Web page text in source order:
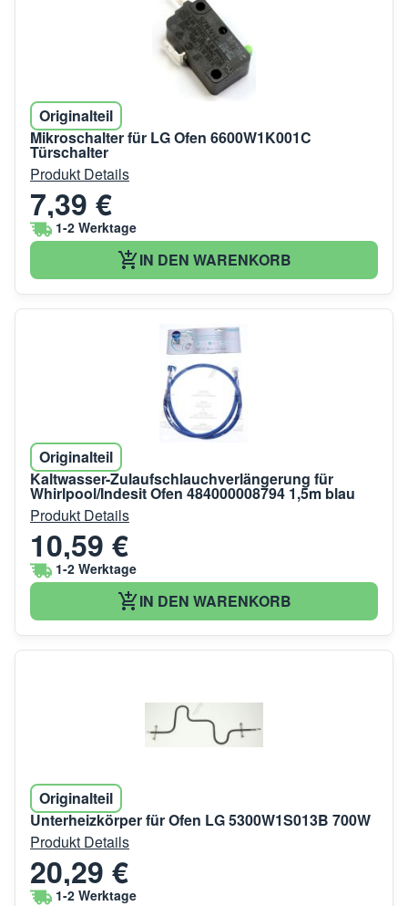
Originalteil
Mikroschalter für LG Ofen 6600W1K001C
Türschalter
Produkt Details
7,39 €
1-2 Werktage
IN DEN WARENKORB
Originalteil
Kaltwasser-Zulaufschlauchverlängerung für
Whirlpool/Indesit Ofen 484000008794 1,5m blau
Produkt Details
10,59 €
1-2 Werktage
IN DEN WARENKORB
Originalteil
Unterheizkörper für Ofen LG 5300W1S013B 700W
Produkt Details
20,29 €
1-2 Werktage